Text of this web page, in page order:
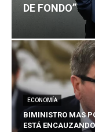
DE FONDO”
ECONOMÍA
BIMINISTRO MAS
ESTÁ